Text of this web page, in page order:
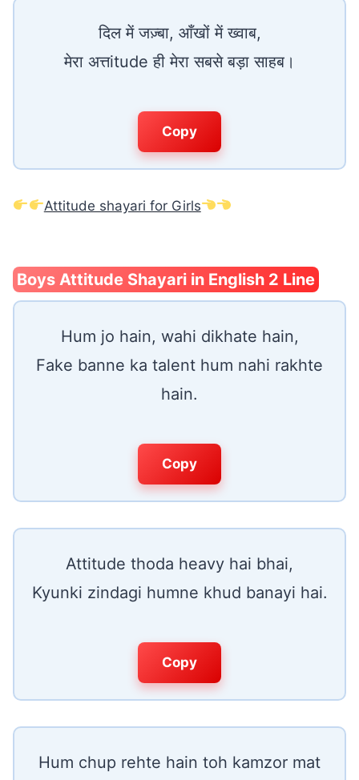
दिल में जज़्बा, आँखों में ख्वाब,
मेरा अत्तitude ही मेरा सबसे बड़ा साहब।
Copy
Attitude shayari for Girls
Boys Attitude Shayari in English 2 Line
Hum jo hain, wahi dikhate hain,
Fake banne ka talent hum nahi rakhte
hain.
Copy
Attitude thoda heavy hai bhai,
Kyunki zindagi humne khud banayi hai.
Copy
Hum chup rehte hain toh kamzor mat